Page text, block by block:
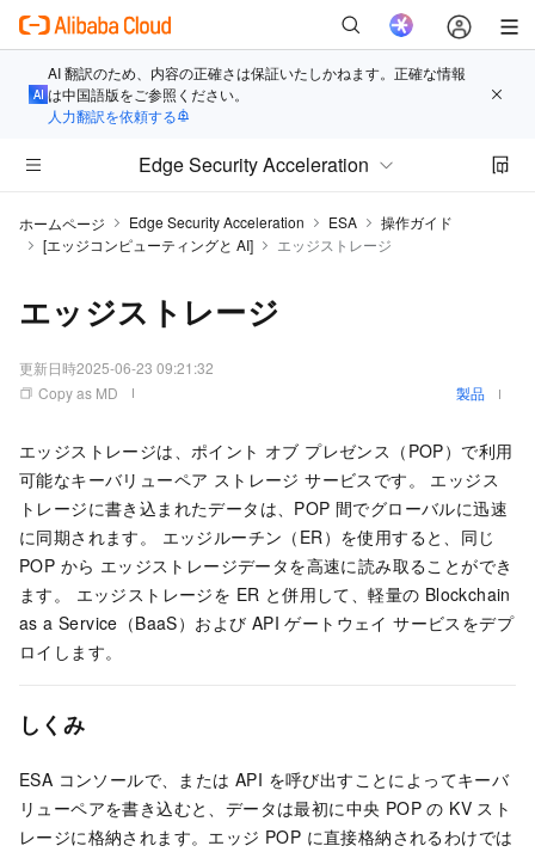
AI 翻訳のため、内容の正確さは保証いたしかねます。正確な情報
は中国語版をご参照ください。
人力翻訳を依頼する
Edge Security Acceleration
ホームページ Edge Security Acceleration ESA
操作ガイド
[エッジコンピューティングと AI]
エッジストレージ
エッジストレージ
更新日時2025-06-23 09:21:32
Copy as MD
製品
エッジストレージは、ポイント オブ プレゼンス（POP）で利用
可能なキーバリューペア ストレージ サービスです。 エッジス
トレージに書き込まれたデータは、POP 間でグローバルに迅速
に同期されます。 エッジルーチン（ER）を使用すると、同じ
POP から エッジストレージデータを高速に読み取ることができ
ます。 エッジストレージを ER と併用して、軽量の Blockchain
as a Service（BaaS）および API ゲートウェイ サービスをデプ
ロイします。
しくみ
ESA コンソールで、または API を呼び出すことによってキーバ
リューペアを書き込むと、データは最初に中央 POP の KV スト
レージに格納されます。エッジ POP に直接格納されるわけでは